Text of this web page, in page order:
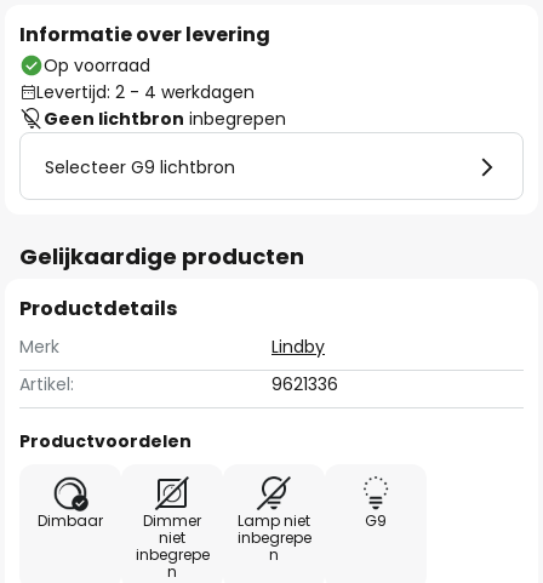
Informatie over levering
Op voorraad
Levertijd: 2 - 4 werkdagen
Geen lichtbron inbegrepen
Selecteer G9 lichtbron
Gelijkaardige producten
Productdetails
Merk
Lindby
Artikel:
9621336
Productvoordelen
Dimbaar
Dimmer
niet
inbegrepe
n
Lamp niet
inbegrepe
n
G9